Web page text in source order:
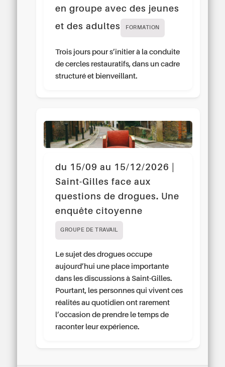
en groupe avec des jeunes
et des adultes
FORMATION
Trois jours pour s’initier à la conduite
de cercles restauratifs, dans un cadre
structuré et bienveillant.
du 15/09 au 15/12/2026 |
Saint-Gilles face aux
questions de drogues. Une
enquête citoyenne
GROUPE DE TRAVAIL
Le sujet des drogues occupe
aujourd’hui une place importante
dans les discussions à Saint-Gilles.
Pourtant, les personnes qui vivent ces
réalités au quotidien ont rarement
l’occasion de prendre le temps de
raconter leur expérience.